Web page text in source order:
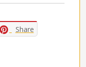
Share